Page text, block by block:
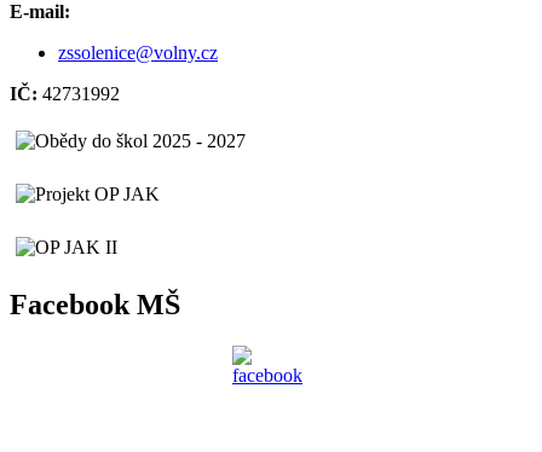
E-mail:
zssolenice@volny.cz
IČ: 42731992
Facebook MŠ